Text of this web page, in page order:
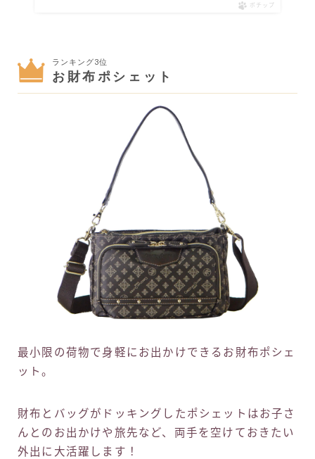
ポチップ
ランキング3位
お財布ポシェット
最小限の荷物で身軽にお出かけできるお財布ポシェ
ット。
財布とバッグがドッキングしたポシェットはお子さ
んとのお出かけや旅先など、両手を空けておきたい
外出に大活躍します！